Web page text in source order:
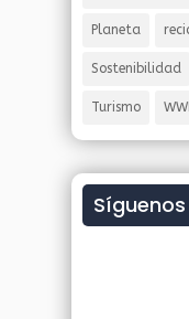
Planeta
Sostenibilidad
Turismo
Síguenos